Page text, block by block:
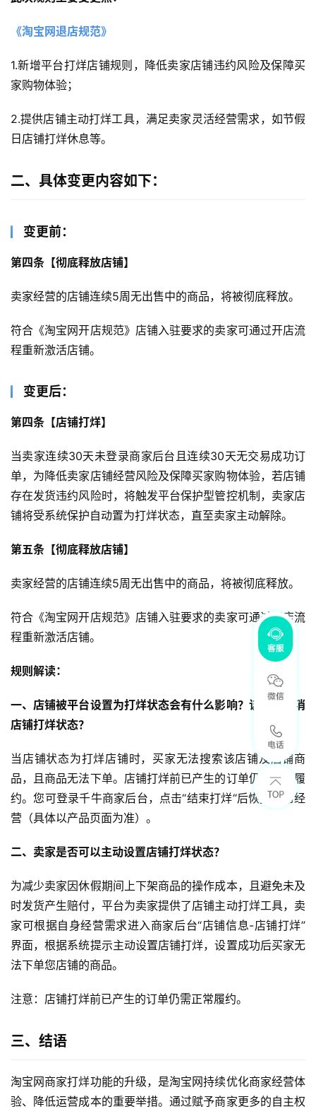
《淘宝网退店规范》
1.新增平台打烊店铺规则，降低卖家店铺违约风险及保障买
家购物体验；
2.提供店铺主动打烊工具，满足卖家灵活经营需求，如节假
日店铺打烊休息等。
二、具体变更内容如下：
变更前：
第四条【彻底释放店铺】
卖家经营的店铺连续5周无出售中的商品，将被彻底释放。
符合《淘宝网开店规范》店铺入驻要求的卖家可通过开店流
程重新激活店铺。
变更后：
第四条【店铺打烊】
当卖家连续30天未登录商家后台且连续30天无交易成功订
单，为降低卖家店铺经营风险及保障买家购物体验，若店铺
存在发货违约风险时，将触发平台保护型管控机制，卖家店
铺将受系统保护自动置为打烊状态，直至卖家主动解除。
第五条【彻底释放店铺】
卖家经营的店铺连续5周无出售中的商品，将被彻底释放。
符合《淘宝网开店规范》店铺入驻要求的卖家可通过开店流
程重新激活店铺。
规则解读：
一、店铺被平台设置为打烊状态会有什么影响？该如何取消
店铺打烊状态？
当店铺状态为打烊店铺时，买家无法搜索该店铺及店铺商
品，且商品无法下单。店铺打烊前已产生的订单仍需正常履
约。您可登录千牛商家后台，点击“结束打烊“后恢复正常经
营（具体以产品页面为准）。
二、卖家是否可以主动设置店铺打烊状态？
为减少卖家因休假期间上下架商品的操作成本，且避免未及
时发货产生赔付，平台为卖家提供了店铺主动打烊工具，卖
家可根据自身经营需求进入商家后台“店铺信息-店铺打烊”
界面，根据系统提示主动设置店铺打烊，设置成功后买家无
法下单您店铺的商品。
注意：店铺打烊前已产生的订单仍需正常履约。
三、结语
淘宝网商家打烊功能的升级，是淘宝网持续优化商家经营体
验、降低运营成本的重要举措。通过赋予商家更多的自主权